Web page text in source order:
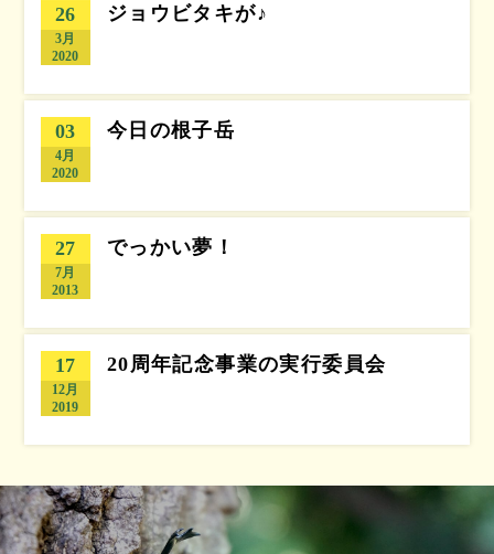
26
3月
2020
ジョウビタキが♪
03
4月
2020
今日の根子岳
27
7月
2013
でっかい夢！
17
12月
2019
20周年記念事業の実行委員会